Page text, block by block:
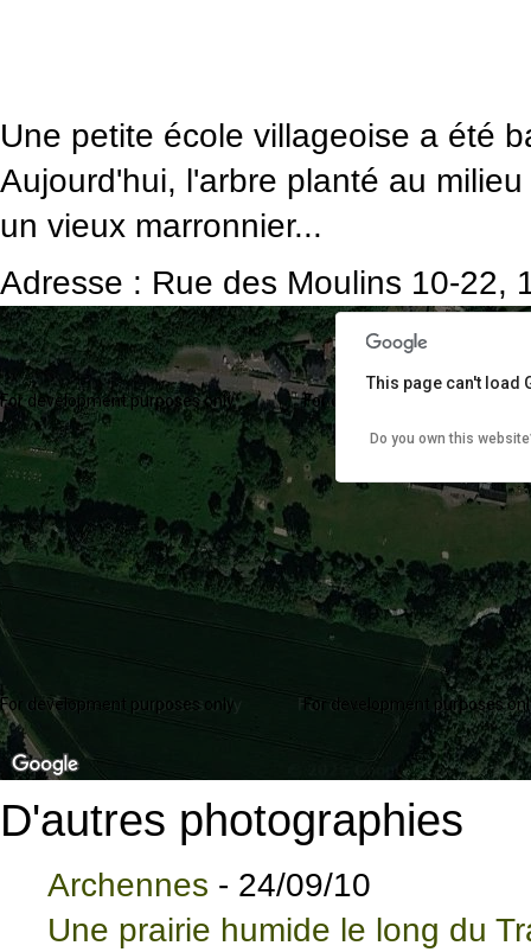
Une petite école villageoise a été
Aujourd'hui, l'arbre planté au
un vieux marronnier...
Adresse : Rue des Moulins 10-22,
For development purposes
For development purposes
For development purposes only
For development purposes only
This page can't load
Do you own this
D'autres photographies
Archennes - 24/09/10
Une prairie humide le long du